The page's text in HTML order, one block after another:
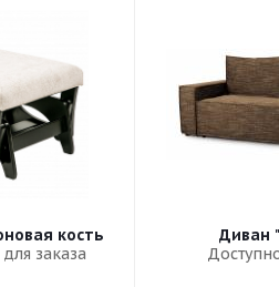
кость
заказа
Диван